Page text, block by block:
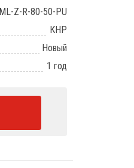
ML-Z-R-80-50-PU
КНР
Новый
1 год